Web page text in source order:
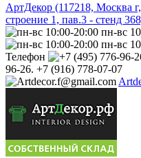
АртДекор (117218, Москва
строение 1, пав.3 - стенд
пн-вс
пн-вс
Телефон
96-26. +7 (916) 778-07-07